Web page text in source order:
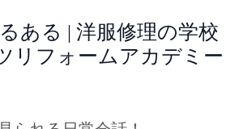
ある | 洋服修理の学校
リフォームアカデミー